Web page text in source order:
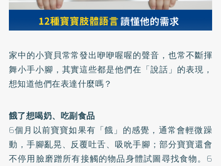
家中的小寶貝常常發出咿咿喔喔的聲音，也常不斷揮
舞小手小腳，其實這些都是他們在「說話」的表現，
想知道他們在表達什麼嗎？
餓了想喝奶、吃副食品
6個月以前寶寶如果有「餓」的感覺，通常會輕微躁
動，手腳亂晃、反覆吐舌、吸吮手腳；部分寶寶還會
不停用臉磨蹭所有接觸的物品身體試圖尋找食物。6